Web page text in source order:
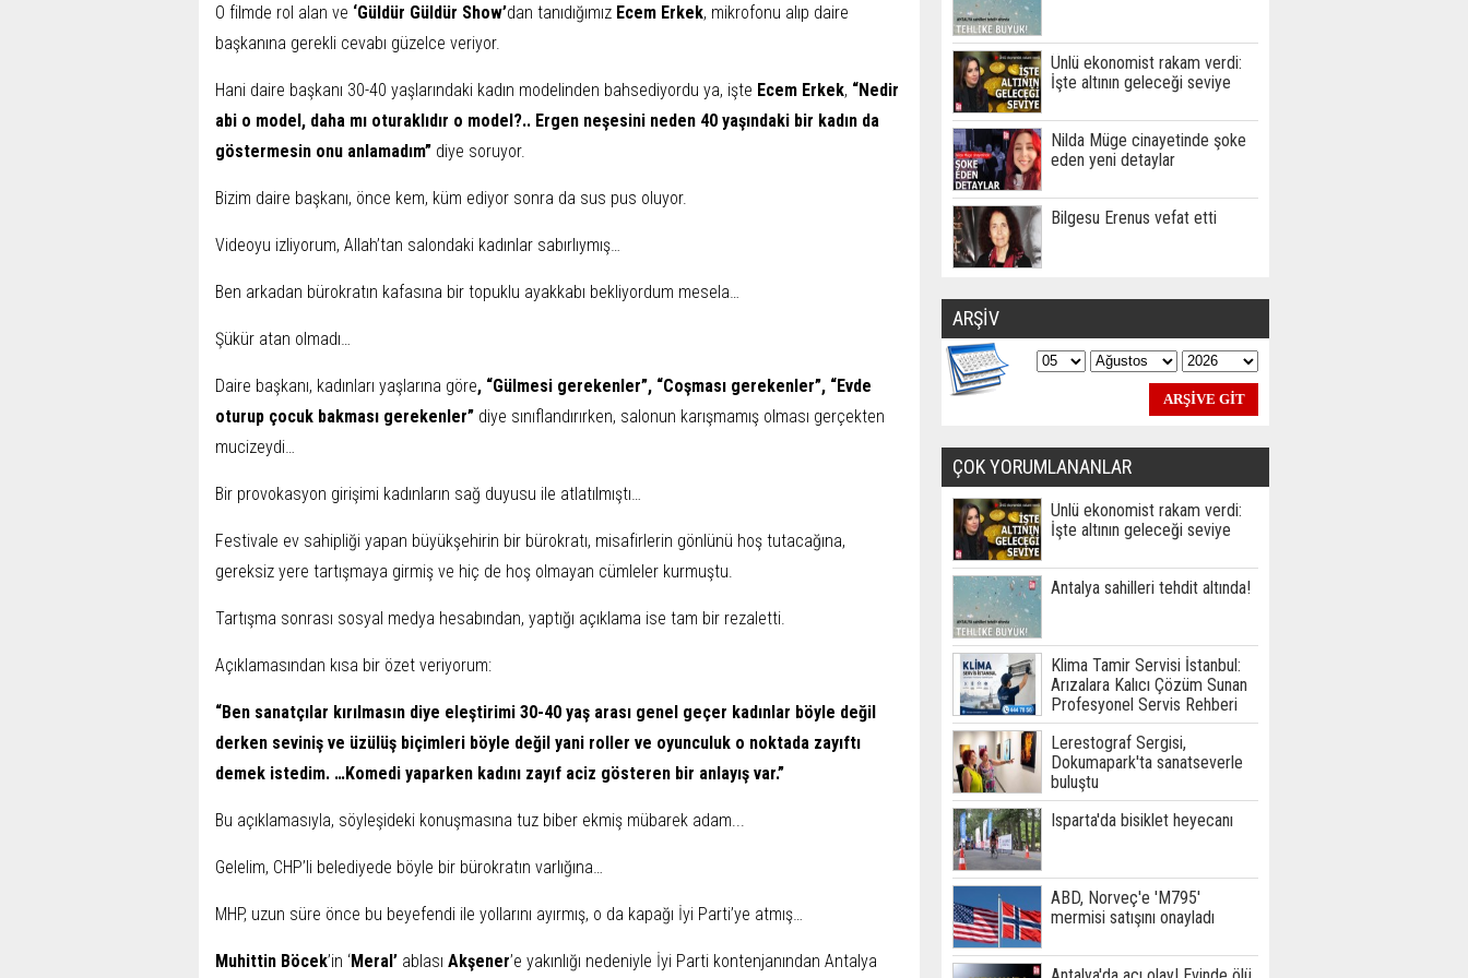
O filmde rol alan ve ‘Güldür Güldür Show’dan tanıdığımız Ecem Erkek, mikrofonu alıp daire
başkanına gerekli cevabı güzelce veriyor.
Hani daire başkanı 30-40 yaşlarındaki kadın modelinden bahsediyordu ya, işte Ecem Erkek, “Nedir
abi o model, daha mı oturaklıdır o model?.. Ergen neşesini neden 40 yaşındaki bir kadın da
göstermesin onu anlamadım” diye soruyor.
Bizim daire başkanı, önce kem, küm ediyor sonra da sus pus oluyor.
Videoyu izliyorum, Allah’tan salondaki kadınlar sabırlıymış…
Ben arkadan bürokratın kafasına bir topuklu ayakkabı bekliyordum mesela…
Şükür atan olmadı…
Daire başkanı, kadınları yaşlarına göre, “Gülmesi gerekenler”, “Coşması gerekenler”, “Evde
oturup çocuk bakması gerekenler” diye sınıflandırırken, salonun karışmamış olması gerçekten
mucizeydi…
Bir provokasyon girişimi kadınların sağ duyusu ile atlatılmıştı…
Festivale ev sahipliği yapan büyükşehirin bir bürokratı, misafirlerin gönlünü hoş tutacağına,
gereksiz yere tartışmaya girmiş ve hiç de hoş olmayan cümleler kurmuştu.
Tartışma sonrası sosyal medya hesabından, yaptığı açıklama ise tam bir rezaletti.
Açıklamasından kısa bir özet veriyorum:
“Ben sanatçılar kırılmasın diye eleştirimi 30-40 yaş arası genel geçer kadınlar böyle değil
derken seviniş ve üzülüş biçimleri böyle değil yani roller ve oyunculuk o noktada zayıftı
demek istedim. …Komedi yaparken kadını zayıf aciz gösteren bir anlayış var.”
Bu açıklamasıyla, söyleşideki konuşmasına tuz biber ekmiş mübarek adam...
Gelelim, CHP’li belediyede böyle bir bürokratın varlığına…
MHP, uzun süre önce bu beyefendi ile yollarını ayırmış, o da kapağı İyi Parti’ye atmış…
Muhittin Böcek’in ‘Meral’ ablası Akşener’e yakınlığı nedeniyle İyi Parti kontenjanından Antalya
Ünlü ekonomist rakam verdi:
İşte altının geleceği seviye
Nilda Müge cinayetinde şoke
eden yeni detaylar
Bilgesu Erenus vefat etti
ARŞİV
ÇOK YORUMLANANLAR
Ünlü ekonomist rakam verdi:
İşte altının geleceği seviye
Antalya sahilleri tehdit altında!
Klima Tamir Servisi İstanbul:
Arızalara Kalıcı Çözüm Sunan
Profesyonel Servis Rehberi
Lerestograf Sergisi,
Dokumapark'ta sanatseverle
buluştu
Isparta'da bisiklet heyecanı
ABD, Norveç'e 'M795'
mermisi satışını onayladı